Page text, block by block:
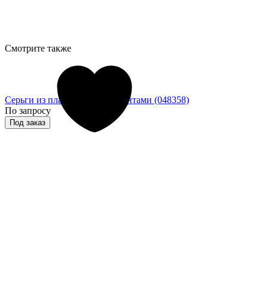
Серьги из платины с бриллиантами (048358)
По запросу
Под заказ
Смотрите также